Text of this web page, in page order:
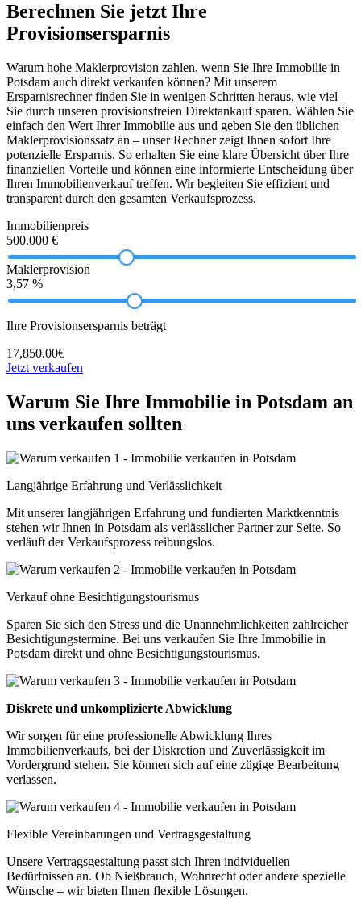
Berechnen Sie jetzt Ihre
Provisionsersparnis
Warum hohe Maklerprovision zahlen, wenn Sie Ihre Immobilie in
Potsdam auch direkt verkaufen können? Mit unserem
Ersparnisrechner finden Sie in wenigen Schritten heraus, wie viel
Sie durch unseren provisionsfreien Direktankauf sparen. Wählen Sie
einfach den Wert Ihrer Immobilie aus und geben Sie den üblichen
Maklerprovisionssatz an – unser Rechner zeigt Ihnen sofort Ihre
potenzielle Ersparnis. So erhalten Sie eine klare Übersicht über Ihre
finanziellen Vorteile und können eine informierte Entscheidung über
Ihren Immobilienverkauf treffen. Wir begleiten Sie effizient und
transparent durch den gesamten Verkaufsprozess.
Immobilienpreis
500.000 €
Maklerprovision
3,57 %
Ihre Provisionsersparnis beträgt
17,850.00€
Jetzt verkaufen
Warum Sie Ihre Immobilie in Potsdam an
uns verkaufen sollten
Langjährige Erfahrung und Verlässlichkeit
Mit unserer langjährigen Erfahrung und fundierten Marktkenntnis
stehen wir Ihnen in Potsdam als verlässlicher Partner zur Seite. So
verläuft der Verkaufsprozess reibungslos.
Verkauf ohne Besichtigungstourismus
Sparen Sie sich den Stress und die Unannehmlichkeiten zahlreicher
Besichtigungstermine. Bei uns verkaufen Sie Ihre Immobilie in
Potsdam direkt und ohne Besichtigungstourismus.
Diskrete und unkomplizierte Abwicklung
Wir sorgen für eine professionelle Abwicklung Ihres
Immobilienverkaufs, bei der Diskretion und Zuverlässigkeit im
Vordergrund stehen. Sie können sich auf eine zügige Bearbeitung
verlassen.
Flexible Vereinbarungen und Vertragsgestaltung
Unsere Vertragsgestaltung passt sich Ihren individuellen
Bedürfnissen an. Ob Nießbrauch, Wohnrecht oder andere spezielle
Wünsche – wir bieten Ihnen flexible Lösungen.